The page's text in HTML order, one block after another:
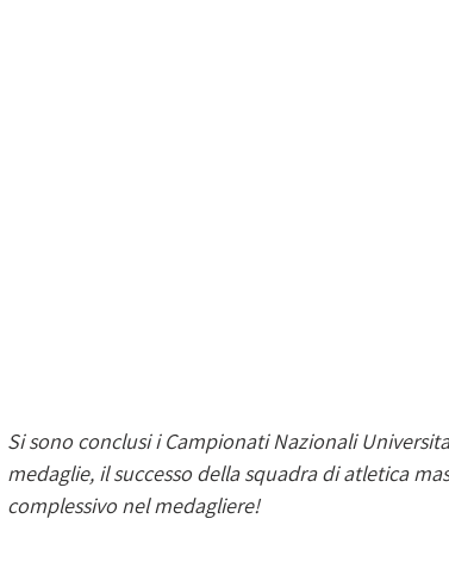
Si sono conclusi i Campionati Nazionali
medaglie, il successo della squadra di atletica
complessivo nel medagliere!